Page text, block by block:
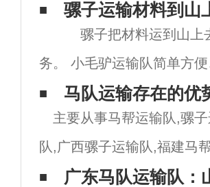
骡子运输材料到山
骡子把材料运到山上
务。 小毛驴运输队简单方
行骡子马队运输物资。 抗
用。 部分大型设备人工运
马队运输存在的优
主要从事马帮运输队,骡
队,广西骡子运输队,福建马
价格,陕西马帮运输公司,浙
广东马队运输队：